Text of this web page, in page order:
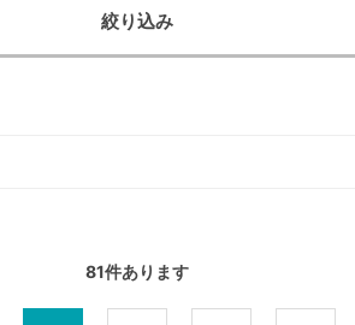
絞り込み
81件あります